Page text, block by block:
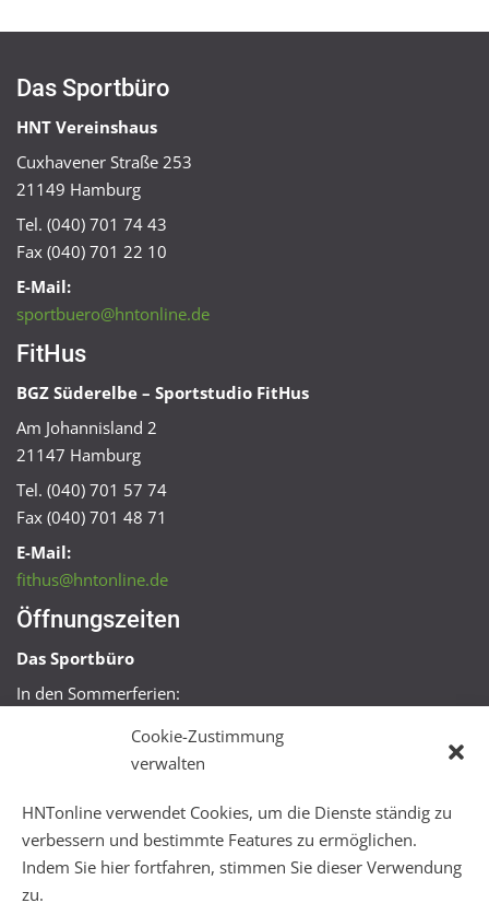
Cookie-Zustimmung
verwalten
HNTonline verwendet Cookies, um die Dienste ständig zu
verbessern und bestimmte Features zu ermöglichen.
Indem Sie hier fortfahren, stimmen Sie dieser Verwendung
zu.
Das Sportbüro
HNT Vereinshaus
Cuxhavener Straße 253
21149 Hamburg
Tel. (040) 701 74 43
Fax (040) 701 22 10
E-Mail:
sportbuero@hntonline.de
FitHus
BGZ Süderelbe – Sportstudio FitHus
Am Johannisland 2
21147 Hamburg
Tel. (040) 701 57 74
Fax (040) 701 48 71
E-Mail:
fithus@hntonline.de
Öffnungszeiten
Das Sportbüro
In den Sommerferien:
Mo + Mi 16:00 – 18:00 Uhr
Mo – Fr 08:00 – 22:00 Uhr
Sa + So 10:00 – 18:00 Uhr